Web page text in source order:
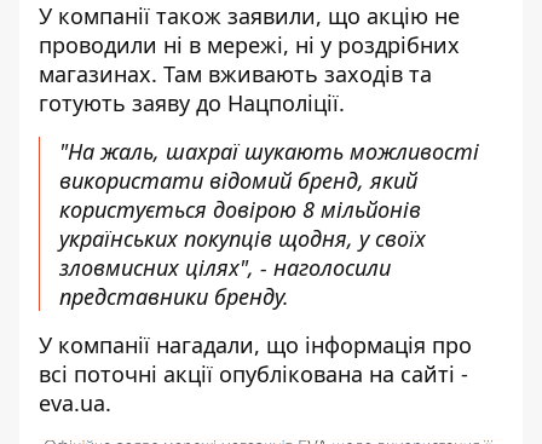
У компанії також заявили, що акцію не
проводили ні в мережі, ні у роздрібних
магазинах. Там вживають заходів та
готують заяву до Нацполіції.
"На жаль, шахраї шукають можливості
використати відомий бренд, який
користується довірою 8 мільйонів
українських покупців щодня, у своїх
зловмисних цілях", - наголосили
представники бренду.
У компанії нагадали, що інформація про
всі поточні акції опублікована на сайті -
eva.ua.